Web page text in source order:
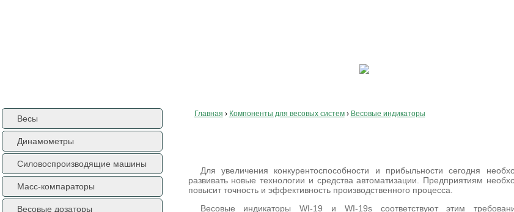
Главная › Компоненты для весовых систем› Весовые индикаторы
Для увеличения конкурентоспособности и прибыльности сегодня
развивать новые технологии и средства автоматизации. Предприятиям
повысит точность и эффективность производственного процесса.
Весовые индикаторы WI-19 и WI-19s соответствуют этим
Весы
Динамометры
Силовоспроизводящие машины
Масс-компараторы
Весовые дозаторы